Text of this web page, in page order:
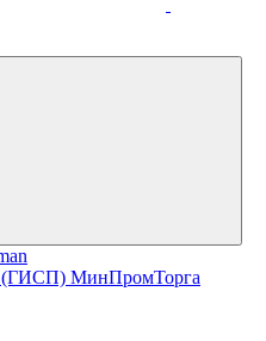
(ГИСП) МинПромТорга